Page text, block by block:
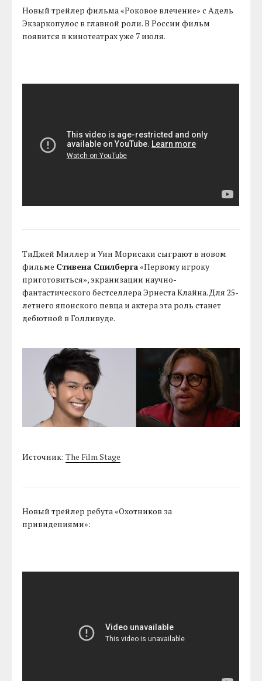
Новый трейлер фильма «Роковое влечение» с Адель
Экзаркопулос в главной роли. В России фильм
появится в кинотеатрах уже 7 июля.
ТиДжей Миллер и Уин Морисаки сыграют в новом
фильме Стивена Спилберга«Первому игроку
приготовиться», экранизации научно-
фантастического бестселлера Эрнеста Клайна. Для 25-
летнего японского певца и актера эта роль станет
дебютной в Голливуде.
Источник:The Film Stage
Новый трейлер ребута «Охотников за
привидениями»: